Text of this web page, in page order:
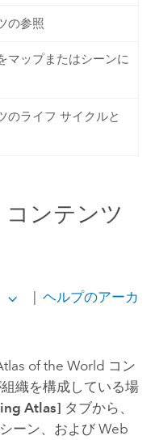
の参照
マップまたはシーンに
のライフ サイクルと
コンテンツ
| ヘルプのアーカ
of the World コン
織を構成している場
Atlas] タブから、
ーン、および Web